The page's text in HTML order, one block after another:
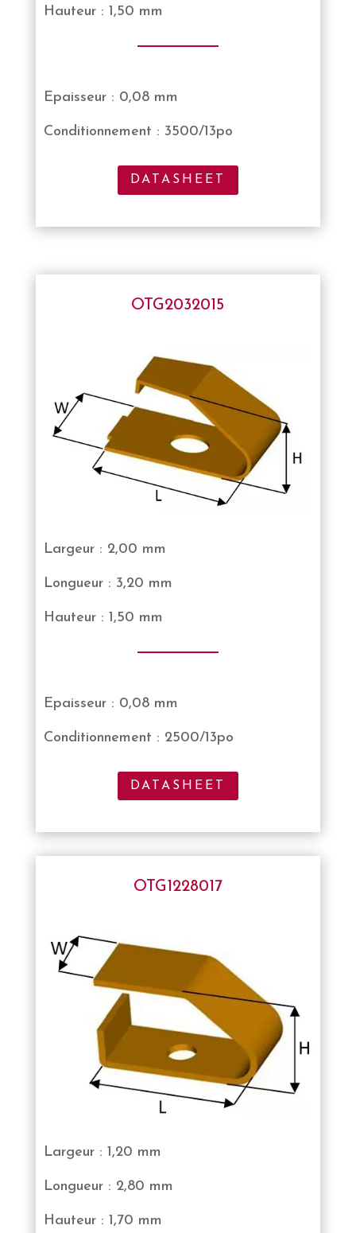
Hauteur : 1,50 mm
Epaisseur : 0,08 mm
Conditionnement : 3500/13po
DATASHEET
OTG2032015
Largeur : 2,00 mm
Longueur : 3,20 mm
Hauteur : 1,50 mm
Epaisseur : 0,08 mm
Conditionnement : 2500/13po
DATASHEET
OTG1228017
Largeur : 1,20 mm
Longueur : 2,80 mm
Hauteur : 1,70 mm